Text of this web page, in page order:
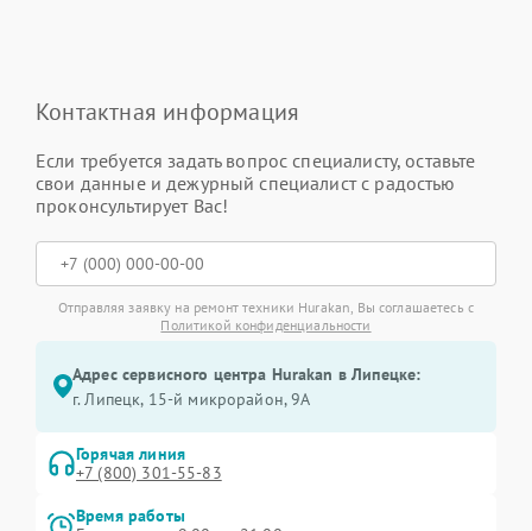
Контактная информация
Если требуется задать вопрос специалисту, оставьте
свои данные и дежурный специалист с радостью
проконсультирует Вас!
Отправляя заявку на ремонт техники Hurakan, Вы соглашаетесь с
Политикой конфиденциальности
Адрес сервисного центра Hurakan в Липецке:
г. Липецк, 15-й микрорайон, 9А
Горячая линия
+7 (800) 301-55-83
Время работы